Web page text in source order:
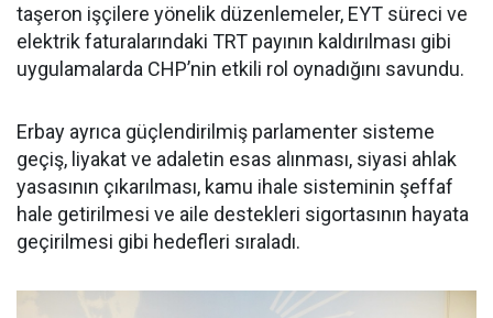
taşeron işçilere yönelik düzenlemeler, EYT süreci ve
elektrik faturalarındaki TRT payının kaldırılması gibi
uygulamalarda CHP’nin etkili rol oynadığını savundu.
Erbay ayrıca güçlendirilmiş parlamenter sisteme
geçiş, liyakat ve adaletin esas alınması, siyasi ahlak
yasasının çıkarılması, kamu ihale sisteminin şeffaf
hale getirilmesi ve aile destekleri sigortasının hayata
geçirilmesi gibi hedefleri sıraladı.